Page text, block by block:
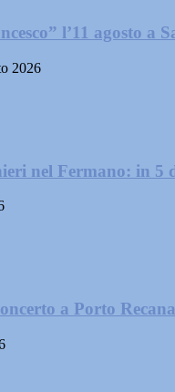
l’11 agosto a
2026
nel Fermano: in 5
a Porto